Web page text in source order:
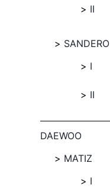
II
SANDERO
I
II
DAEWOO
MATIZ
I